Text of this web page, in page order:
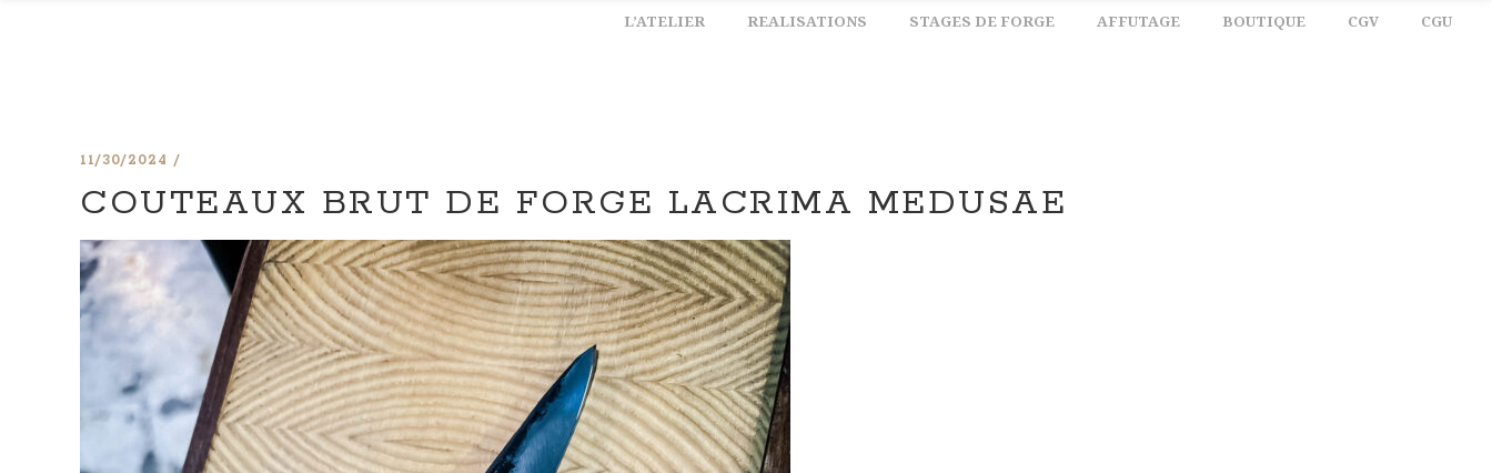
L’ATELIER REALISATIONS STAGES DE FORGE AFFUTAGE BOUTIQUE CGV CGU
11/30/2024
COUTEAUX BRUT DE FORGE LACRIMA MEDUSAE